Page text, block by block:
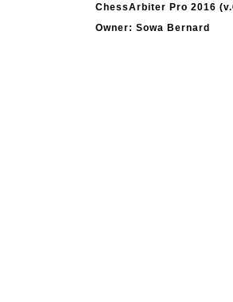
ChessArbiter Pro 2016
Owner: Sowa Bernard